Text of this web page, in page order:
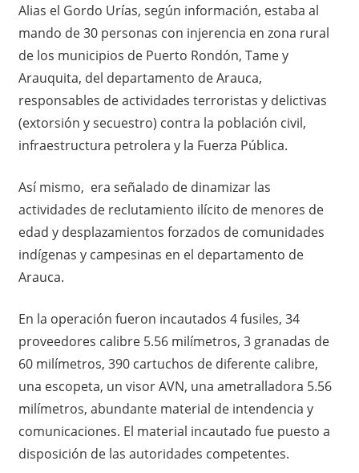
Alias el Gordo Urías, según información, estaba al
mando de 30 personas con injerencia en zona rural
de los municipios de Puerto Rondón, Tame y
Arauquita, del departamento de Arauca,
responsables de actividades terroristas y delictivas
(extorsión y secuestro) contra la población civil,
infraestructura petrolera y la Fuerza Pública.
Así mismo, era señalado de dinamizar las
actividades de reclutamiento ilícito de menores de
edad y desplazamientos forzados de comunidades
indígenas y campesinas en el departamento de
Arauca.
En la operación fueron incautados 4 fusiles, 34
proveedores calibre 5.56 milímetros, 3 granadas de
60 milímetros, 390 cartuchos de diferente calibre,
una escopeta, un visor AVN, una ametralladora 5.56
milímetros, abundante material de intendencia y
comunicaciones. El material incautado fue puesto a
disposición de las autoridades competentes.